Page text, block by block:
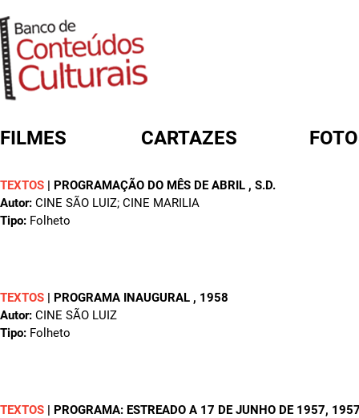
FILMES CARTAZES
TEXTOS | PROGRAMAÇÃO DO MÊS DE ABRIL , S.D.
Autor: CINE SÃO LUIZ; CINE MARILIA
Tipo: Folheto
TEXTOS | PROGRAMA INAUGURAL , 1958
Autor: CINE SÃO LUIZ
Tipo: Folheto
TEXTOS | PROGRAMA: ESTREADO A 17 DE JUNHO DE 1957,
FORMULÁRIO DE BUSCA